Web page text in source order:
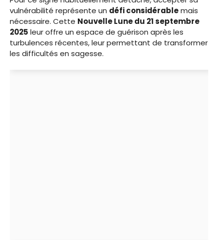
vulnérabilité représente un défi considérablemais
nécessaire. Cette Nouvelle Lune du 21 septembre
2025 leur offre un espace de guérison après les
turbulences récentes, leur permettant de transformer
les difficultés en sagesse.